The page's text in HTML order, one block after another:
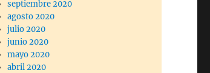
septiembre 2020
agosto 2020
julio 2020
junio 2020
mayo 2020
abril 2020